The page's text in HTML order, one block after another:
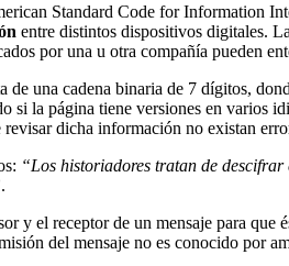
Standard Code for Information
entre distintos dispositivos digitales.
por una u otra compañía pueden
una cadena binaria de 7 dígitos,
la página tiene versiones en varios
revisar dicha información no existan
“Los historiadores tratan de
.
y el receptor de un mensaje para que
del mensaje no es conocido por